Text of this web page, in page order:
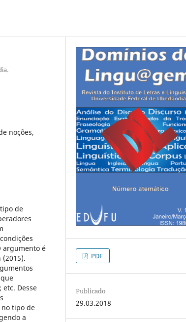
noções,
de
argumento é
Desse
tipo de
a
PDF
Publicado
29.03.2018